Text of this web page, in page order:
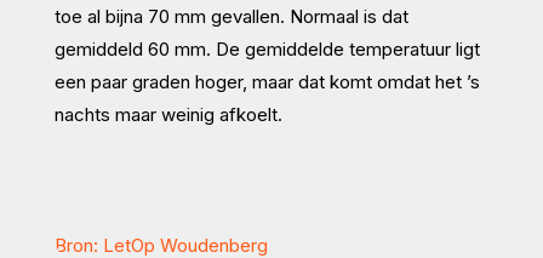
toe al bijna 70 mm gevallen. Normaal is dat
gemiddeld 60 mm. De gemiddelde temperatuur ligt
een paar graden hoger, maar dat komt omdat het ’s
nachts maar weinig afkoelt.
Bron: LetOp Woudenberg